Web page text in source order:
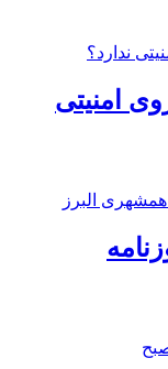
امنیتی